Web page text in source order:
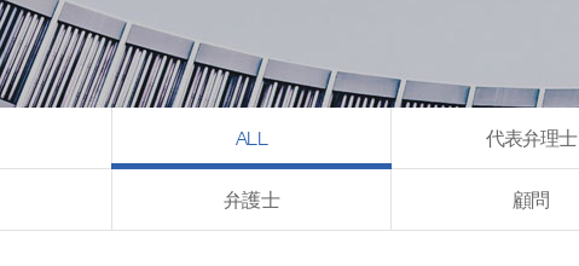
ALL 代表弁理士
弁護士 顧問